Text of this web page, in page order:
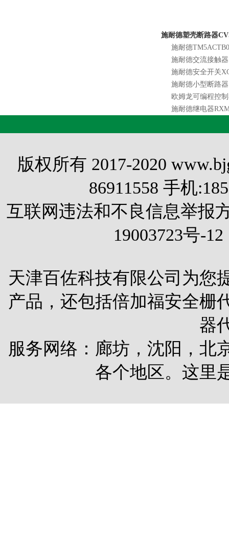
施耐德塑壳断路器
施耐德
施耐德交流接触
施耐德安全开关
施耐德小型断路器
欧姆龙可编程控
施耐德继电器
版权所有 2017-2020
86911558 手机
互联网违法和不良信息举报
19003723号-12
天津百佐科技有限公司为您
产品，还包括倍加福安全栅
器
服务网络：廊坊，沈阳，北
各个地区。这里